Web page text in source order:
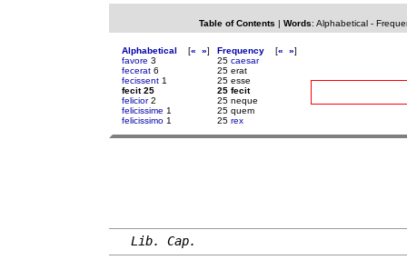
Table of Contents | Words: Alphabetical-
Alphabetical [« »]
favore 3
fecerat 6
fecissent 1
fecit 25
felicior2
felicissime 1
felicissimo 1
Frequency [« »]
25 caesar
25 erat
25 esse
25 fecit
25 neque
25 quem
25 rex
Lib. Cap.